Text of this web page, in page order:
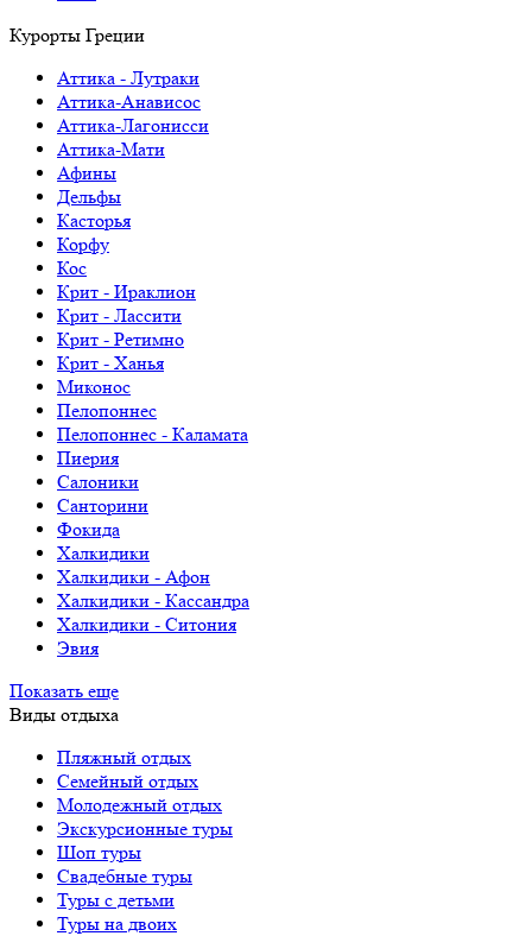
Курорты Греции
Аттика - Лутраки
Аттика-Анависос
Аттика-Лагонисси
Аттика-Мати
Афины
Дельфы
Касторья
Корфу
Кос
Крит - Ираклион
Крит - Лассити
Крит - Ретимно
Крит - Ханья
Миконос
Пелопоннес
Пелопоннес - Каламата
Пиерия
Салоники
Санторини
Фокида
Халкидики
Халкидики - Афон
Халкидики - Кассандра
Халкидики - Ситония
Эвия
Показать еще
Виды отдыха
Пляжный отдых
Семейный отдых
Молодежный отдых
Экскурсионные туры
Шоп туры
Свадебные туры
Туры с детьми
Туры на двоих